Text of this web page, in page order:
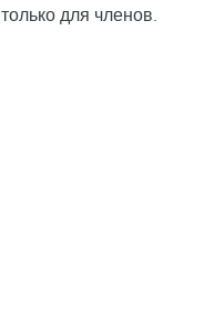
для членов.